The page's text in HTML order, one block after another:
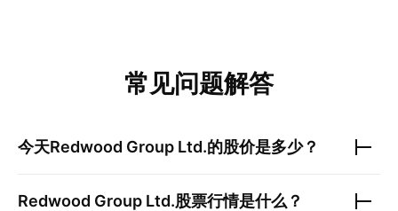
常见问题解答
今天Redwood Group Ltd.的股价是多少？
Redwood Group Ltd.股票行情是什么？